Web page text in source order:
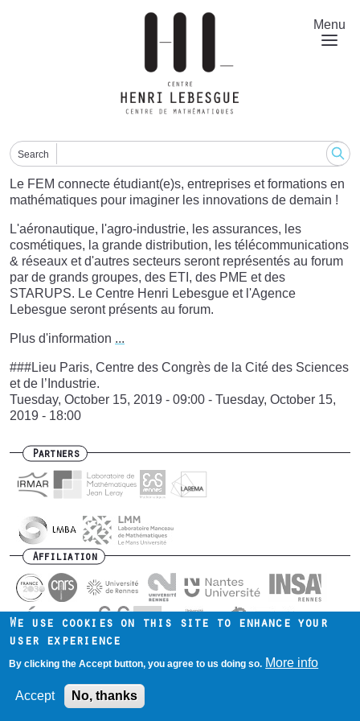
Menu
Search
Le FEM connecte étudiant(e)s, entreprises et formations en
mathématiques pour imaginer les innovations de demain !
L'aéronautique, l'agro-industrie, les assurances, les
cosmétiques, la grande distribution, les télécommunications
& réseaux et d'autres secteurs seront représentés au forum
par de grands groupes, des ETI, des PME et des
STARUPS. Le Centre Henri Lebesgue et l'Agence
Lebesgue seront présents au forum.
Plus d'information ...
###Lieu Paris, Centre des Congrès de la Cité des Sciences
et de l’Industrie.
Tuesday, October 15, 2019 - 09:00 - Tuesday, October 15,
2019 - 18:00
Partners
Affiliation
Footer
menu
Contact us Intranet Mentions légales
We use cookies on this site to enhance your
user experience
By clicking the Accept button, you agree to us doing so. More info
Accept No, thanks